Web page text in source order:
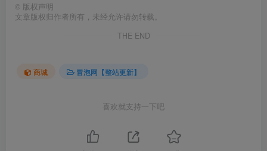
© 版权声明
文章版权归作者所有，未经允许请勿转载。
THE END
商城 冒泡网【整站更新】
喜欢就支持一下吧